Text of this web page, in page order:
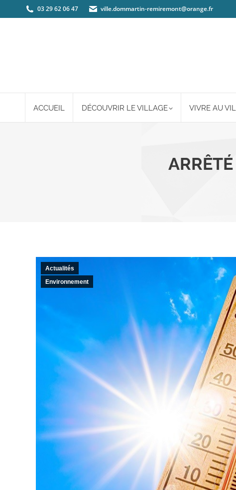
03 29 62 06 47 ville.dommartin-remiremont@orange.fr
ACCUEIL DÉCOUVRIR LE VILLAGE VIVRE AU
Actualités
Environnement